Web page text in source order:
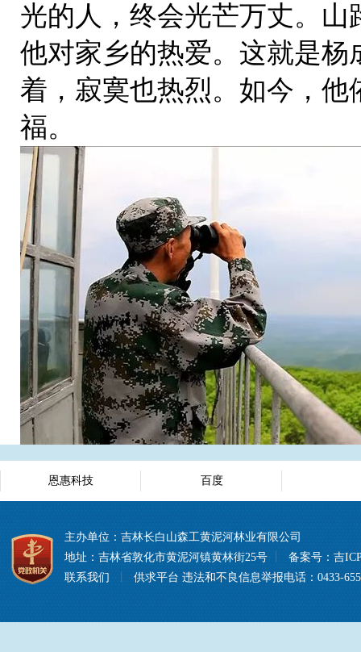
光的人，终会光芒万丈。
他对家乡的热爱。这就是
着，寂寞也热烈。如今，
福。
恩惠科技 百度
主办单位：吉林长白山森工黄泥河林业有限公司
地址：吉林省敦化市黄泥河镇黄林街25号
备案号： 吉
联系我们
供求平台 违法和不良信息举报电话：0433-